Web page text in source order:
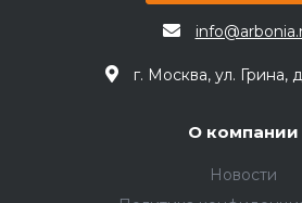
г. Москва, ул. Грина,
О компании
Новости